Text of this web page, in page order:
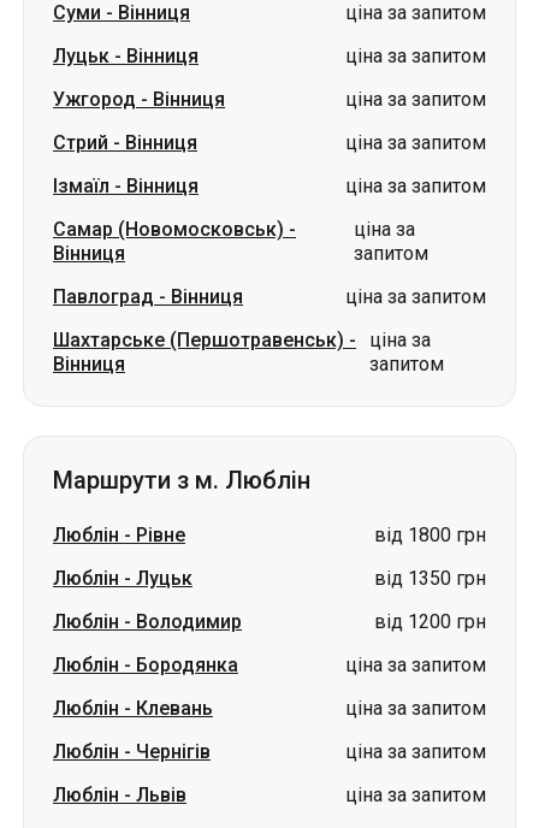
Суми - Вінниця
ціна за запитом
Луцьк - Вінниця
ціна за запитом
Ужгород - Вінниця
ціна за запитом
Стрий - Вінниця
ціна за запитом
Ізмаїл - Вінниця
ціна за запитом
Самар (Новомосковськ) -
Вінниця
ціна за
запитом
Павлоград - Вінниця
ціна за запитом
Шахтарське (Першотравенськ) -
Вінниця
ціна за
запитом
Маршрути з м. Люблін
Люблін - Рівне
від 1800 грн
Люблін - Луцьк
від 1350 грн
Люблін - Володимир
від 1200 грн
Люблін - Бородянка
ціна за запитом
Люблін - Клевань
ціна за запитом
Люблін - Чернігів
ціна за запитом
Люблін - Львів
ціна за запитом